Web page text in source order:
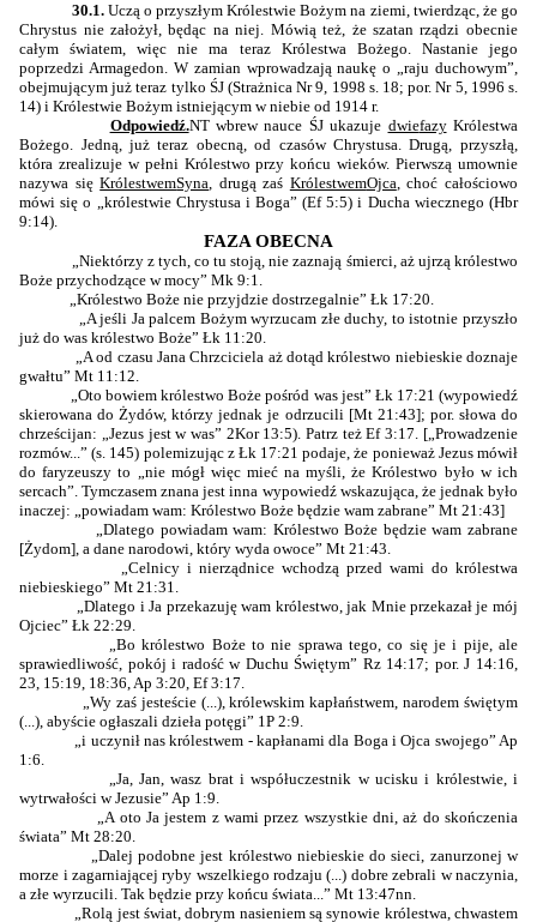
30.1.Uczą o przyszłym Królestwie Bożym na ziemi, twierdząc, że go
Chrystus nie założył, będąc na niej. Mówią też, że szatan rządzi obecnie
całym światem, więc nie ma teraz Królestwa Bożego. Nastanie jego
poprzedzi Armagedon. W zamian wprowadzają naukę o „raju duchowym”,
obejmującym już teraz tylko ŚJ (Strażnica Nr 9, 1998 s. 18; por. Nr 5, 1996 s.
14) i Królestwie Bożym istniejącym w niebie od 1914 r.
Odpowiedź.NT wbrew nauce ŚJ ukazuje dwiefazyKrólestwa
Bożego. Jedną, już teraz obecną, od czasów Chrystusa. Drugą, przyszłą,
która zrealizuje w pełni Królestwo przy końcu wieków. Pierwszą umownie
nazywa sięKrólestwemSyna, drugą zaś KrólestwemOjca, choć całościowo
mówi się o „królestwie Chrystusa i Boga” (Ef 5:5) i Ducha wiecznego (Hbr
9:14).
FAZA OBECNA
„Niektórzy z tych, co tu stoją, nie zaznają śmierci, aż ujrzą królestwo
Boże przychodzące w mocy” Mk 9:1.
„Królestwo Boże nie przyjdzie dostrzegalnie” Łk 17:20.
„A jeśli Ja palcem Bożym wyrzucam złe duchy, to istotnie przyszło
już do was królestwo Boże” Łk 11:20.
„A od czasu Jana Chrzciciela aż dotąd królestwo niebieskie doznaje
gwałtu” Mt 11:12.
„Oto bowiem królestwo Boże pośród was jest” Łk 17:21 (wypowiedź
skierowana do Żydów, którzy jednak je odrzucili [Mt 21:43]; por. słowa do
chrześcijan: „Jezus jest w was” 2Kor 13:5). Patrz też Ef 3:17. [„Prowadzenie
rozmów...” (s. 145) polemizując z Łk 17:21 podaje, że ponieważ Jezus mówił
do faryzeuszy to „nie mógł więc mieć na myśli, że Królestwo było w ich
sercach”. Tymczasem znana jest inna wypowiedź wskazująca, że jednak było
inaczej: „powiadam wam: Królestwo Boże będzie wam zabrane” Mt 21:43]
„Dlatego powiadam wam: Królestwo Boże będzie wam zabrane
[Żydom], a dane narodowi, który wyda owoce” Mt 21:43.
„Celnicy i nierządnice wchodzą przed wami do królestwa
niebieskiego” Mt 21:31.
„Dlatego i Ja przekazuję wam królestwo, jak Mnie przekazał je mój
Ojciec” Łk 22:29.
„Bo królestwo Boże to nie sprawa tego, co się je i pije, ale
sprawiedliwość, pokój i radość w Duchu Świętym” Rz 14:17; por. J 14:16,
23, 15:19, 18:36, Ap 3:20, Ef 3:17.
„Wy zaś jesteście (...), królewskim kapłaństwem, narodem świętym
(...), abyście ogłaszali dzieła potęgi” 1P 2:9.
„i uczynił nas królestwem - kapłanami dla Boga i Ojca swojego” Ap
1:6.
„Ja, Jan, wasz brat i współuczestnik w ucisku i królestwie, i
wytrwałości w Jezusie” Ap 1:9.
„A oto Ja jestem z wami przez wszystkie dni, aż do skończenia
świata” Mt 28:20.
„Dalej podobne jest królestwo niebieskie do sieci, zanurzonej w
morze i zagarniającej ryby wszelkiego rodzaju (...) dobre zebrali w naczynia,
a złe wyrzucili. Tak będzie przy końcu świata...” Mt 13:47nn.
„Rolą jest świat, dobrym nasieniem są synowie królestwa, chwastem